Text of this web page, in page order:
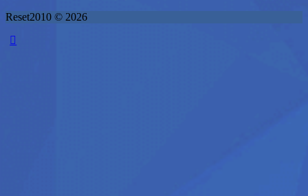
Reset2010 © 2026